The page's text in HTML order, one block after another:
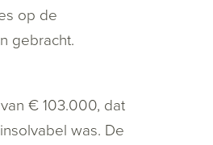
op de
gebracht.
€ 103.000, dat
was. De